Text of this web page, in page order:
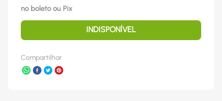
no boleto ou Pix
INDISPONÍVEL
Compartilhar